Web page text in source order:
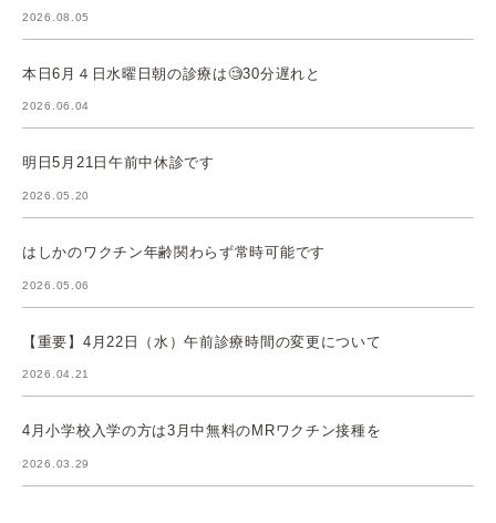
2026.08.05
本日6月４日水曜日朝の診療は🧐30分遅れと
2026.06.04
明日5月21日午前中休診です
2026.05.20
はしかのワクチン年齢関わらず常時可能です
2026.05.06
【重要】4月22日（水）午前診療時間の変更について
2026.04.21
4月小学校入学の方は3月中無料のMRワクチン接種を
2026.03.29